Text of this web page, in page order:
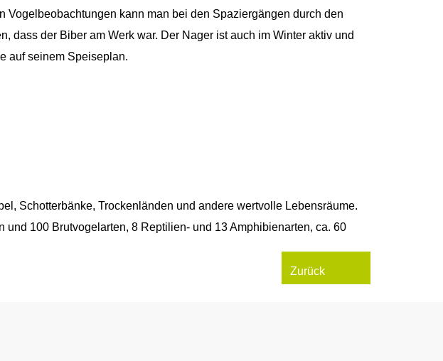
Vogelbeobachtungen kann man bei den Spaziergängen durch den
dass der Biber am Werk war. Der Nager ist auch im Winter aktiv und
auf seinem Speiseplan.
Schotterbänke, Trockenländen und andere wertvolle Lebensräume.
100 Brutvogelarten, 8 Reptilien- und 13 Amphibienarten, ca. 60
Zurück